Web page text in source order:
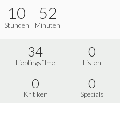
10
Stunden
52
Minuten
34
Lieblingsfilme
0
Listen
0
Kritiken
0
Specials